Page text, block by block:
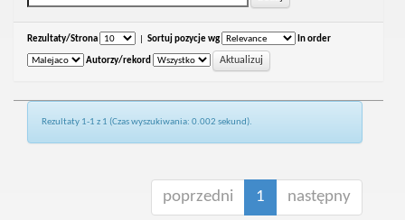
Rezultaty/Strona Sortuj pozycje wg In order
Autorzy/rekord
Rezultaty 1-1 z 1 (Czas wyszukiwania: 0.002 sekund).
poprzedni 1 następny